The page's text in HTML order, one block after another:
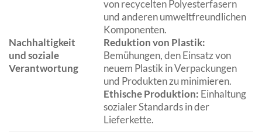
Nachhaltigkeit
und soziale
Verantwortung
von recycelten Polyesterfasern
und anderen umweltfreundlichen
Komponenten.
Reduktion von Plastik:
Bemühungen, den Einsatz von
neuem Plastik in Verpackungen
und Produkten zu minimieren.
Ethische Produktion: Einhaltung
sozialer Standards in der
Lieferkette.